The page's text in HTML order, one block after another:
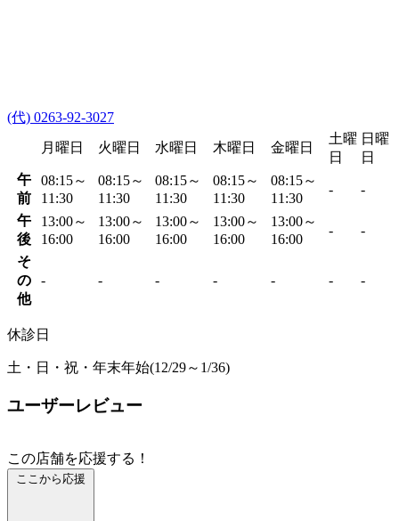
(代) 0263-92-3027
月曜日
火曜日 水曜日 木曜日 金曜日
土曜
日
日曜
日
午
前
08:15～
11:30
08:15～
11:30
08:15～
11:30
08:15～
11:30
08:15～
11:30
- -
午
後
13:00～
16:00
13:00～
16:00
13:00～
16:00
13:00～
16:00
13:00～
16:00
- -
そ
の
他
- - - - - - -
休診日
土・日・祝・年末年始(12/29～1/36)
ユーザーレビュー
この店舗を応援する！
ここから応援